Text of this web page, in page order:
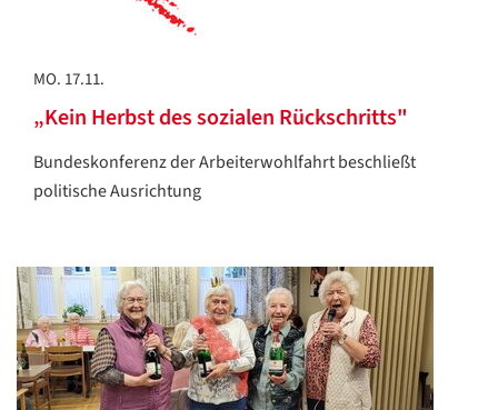
MO. 17.11.
„Kein Herbst des sozialen Rückschritts"
Bundeskonferenz der Arbeiterwohlfahrt beschließt
politische Ausrichtung